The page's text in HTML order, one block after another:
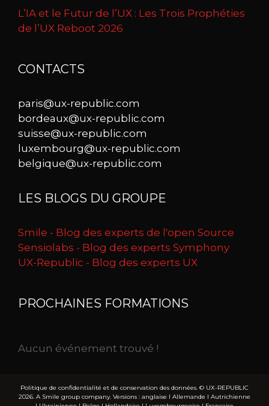
L’IA et le Futur de l’UX : Les Trois Prophéties
de l’UX Reboot 2026
CONTACTS
paris@ux-republic.com
bordeaux@ux-republic.com
suisse@ux-republic.com
luxembourg@ux-republic.com
belgique@ux-republic.com
LES BLOGS DU GROUPE
Smile - Blog des experts de l'open Source
Sensiolabs - Blog des experts Symphony
UX-Republic - Blog des experts UX
PROCHAINES FORMATIONS
Aucun événement trouvé !
Politique de confidentialité et de conservation des données. © UX-REPUBLIC
2026. A Smile group company. Versions : anglaise I Allemande I Autrichienne